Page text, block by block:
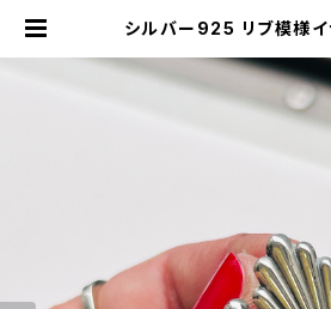
シルバー925 リブ模様